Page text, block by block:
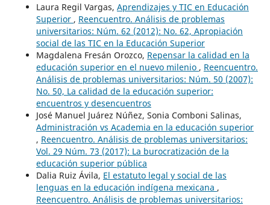
Laura Regil Vargas, Aprendizajes y TIC en Educación
Superior , Reencuentro. Análisis de problemas
universitarios: Núm. 62 (2012): No. 62, Apropiación
social de las TIC en la Educación Superior
Magdalena Fresán Orozco, Repensar la calidad en la
educación superior en el nuevo milenio , Reencuentro.
Análisis de problemas universitarios: Núm. 50 (2007):
No. 50, La calidad de la educación superior:
encuentros y desencuentros
José Manuel Juárez Núñez, Sonia Comboni Salinas,
Administración vs Academia en la educación superior
, Reencuentro. Análisis de problemas universitarios:
Vol. 29 Núm. 73 (2017): La burocratización de la
educación superior pública
Dalia Ruiz Ávila, El estatuto legal y social de las
lenguas en la educación indígena mexicana ,
Reencuentro. Análisis de problemas universitarios: